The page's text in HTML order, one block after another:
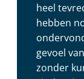
heel
hebben
gevoel
zonder